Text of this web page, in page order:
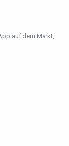
auf dem Markt,